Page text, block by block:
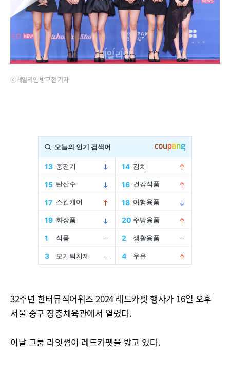
ⓒ데일리안 방규현 기자
32주년 한터뮤직어워즈 2024 레드카펫 행사가 16일 오후
서울 중구 장충체육관에서 열렸다.
이날 그룹 라잇썸이 레드카펫을 밟고 있다.